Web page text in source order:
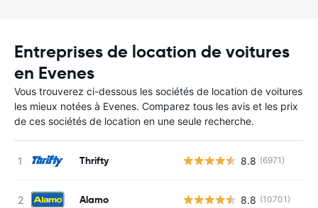
Entreprises de location de voitures
en Evenes
Vous trouverez ci-dessous les sociétés de location de voitures
les mieux notées à Evenes. Comparez tous les avis et les prix
de ces sociétés de location en une seule recherche.
Thrifty 8.8 (6971)
Alamo 8.8 (10701)